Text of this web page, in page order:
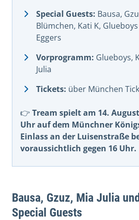
Special Guests: Bausa,
Blümchen, Kati K,
Eggers
Vorprogramm: Glueboys,
Julia
Tickets: über München
👉 Tream spielt am 14.
Uhr auf dem Münchner
Einlass an der Luisenstraße
voraussichtlich gegen 16 Uhr.
Bausa, Gzuz, Mia Julia
Special Guests